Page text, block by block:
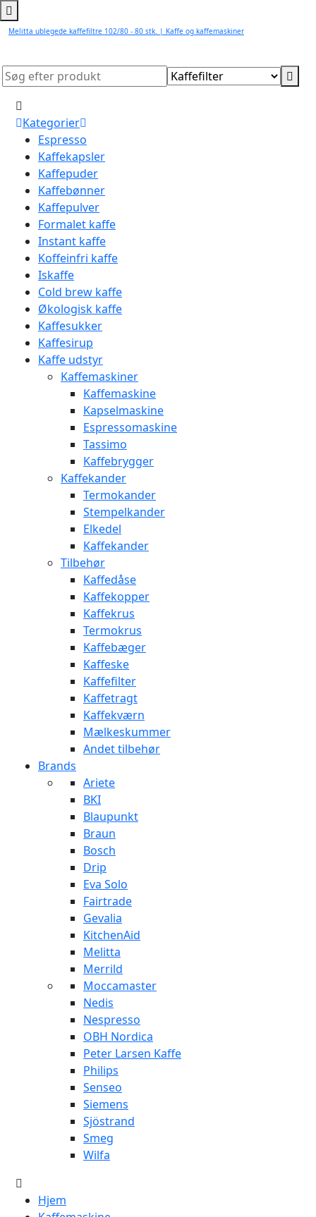
Melitta ublegede kaffefiltre 102/80 - 80 stk. | Kaffe og kaffemaskiner
Kategorier
Espresso
Kaffekapsler
Kaffepuder
Kaffebønner
Kaffepulver
Formalet kaffe
Instant kaffe
Koffeinfri kaffe
Iskaffe
Cold brew kaffe
Økologisk kaffe
Kaffesukker
Kaffesirup
Kaffe udstyr
Kaffemaskiner
Kaffemaskine
Kapselmaskine
Espressomaskine
Tassimo
Kaffebrygger
Kaffekander
Termokander
Stempelkander
Elkedel
Kaffekander
Tilbehør
Kaffedåse
Kaffekopper
Kaffekrus
Termokrus
Kaffebæger
Kaffeske
Kaffefilter
Kaffetragt
Kaffekværn
Mælkeskummer
Andet tilbehør
Brands
Ariete
BKI
Blaupunkt
Braun
Bosch
Drip
Eva Solo
Fairtrade
Gevalia
KitchenAid
Melitta
Merrild
Moccamaster
Nedis
Nespresso
OBH Nordica
Peter Larsen Kaffe
Philips
Senseo
Siemens
Sjöstrand
Smeg
Wilfa
Hjem